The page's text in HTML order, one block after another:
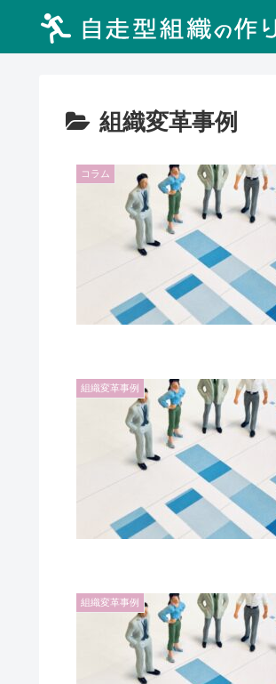
組織変革事例
コラム
組織変革事例
組織変革事例